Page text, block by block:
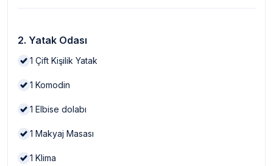
2. Yatak Odası
1 Çift Kişilik Yatak
1 Komodin
1 Elbise dolabı
1 Makyaj Masası
1 Klima